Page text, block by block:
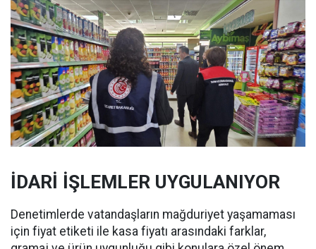
İDARİ İŞLEMLER UYGULANIYOR
Denetimlerde vatandaşların mağduriyet yaşamaması
için fiyat etiketi ile kasa fiyatı arasındaki farklar,